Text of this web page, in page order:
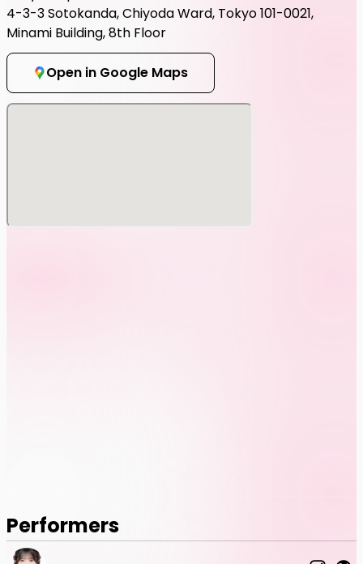
4-3-3 Sotokanda, Chiyoda Ward, Tokyo 101-0021,
Minami Building, 8th Floor
Open in Google Maps
Performers